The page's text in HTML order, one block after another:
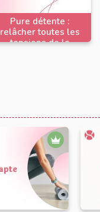
Pure détente :
relâcher toutes les
tensions de la